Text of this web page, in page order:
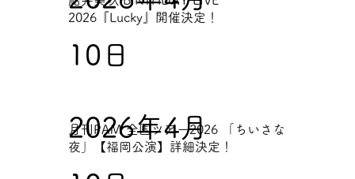
2026『Lucky』開催決定！
10日
月刊PAM 全国ツアー2026 「ちいさな
夜」【福岡公演】詳細決定！
2026年4月